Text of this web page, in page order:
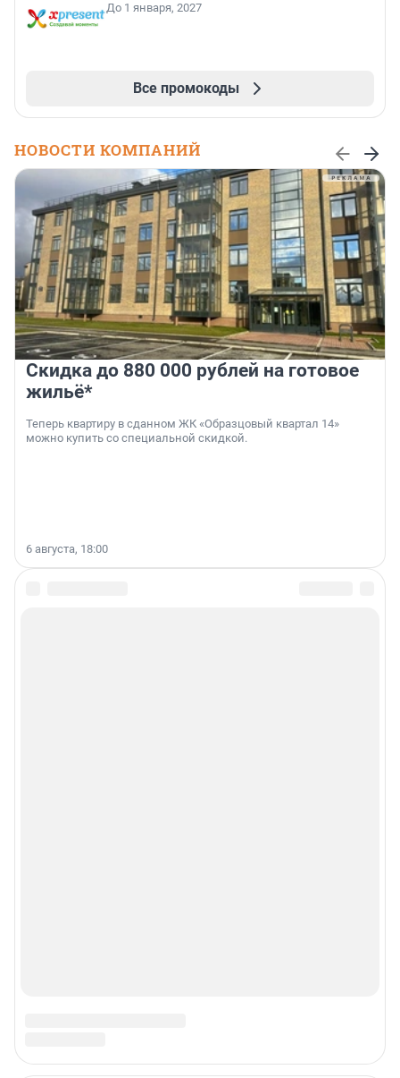
До 1 января, 2027
Все промокоды
НОВОСТИ КОМПАНИЙ
Скидка до 880 000 рублей на готовое
жильё*
Теперь квартиру в сданном ЖК «Образцовый квартал 14»
можно купить со специальной скидкой.
6 августа, 18:00